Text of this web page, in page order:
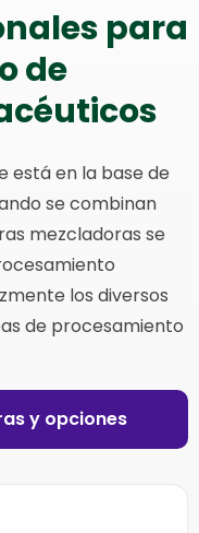
para
de
está en la base de
se combinan
mezcladoras se
los diversos
de procesamiento
y opciones